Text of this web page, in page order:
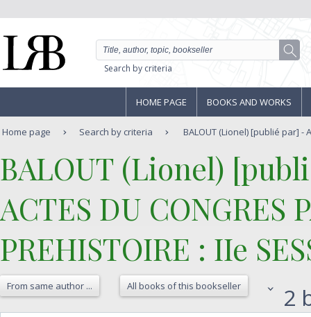
Search by criteria
HOME PAGE BOOKS AND WORKS
Home page Search by criteria BALOUT (Lionel) [publié par] -
‎BALOUT (Lionel)
‎ACTES DU CONGRES
PREHISTOIRE : IIe
From same author ... All books of this bookseller 2